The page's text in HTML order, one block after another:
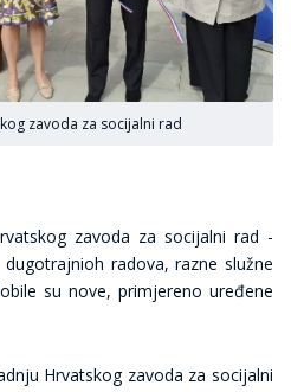
zavoda za socijalni rad
zavoda za socijalni rad -
radova, razne služne
su nove, primjereno uređene
Hrvatskog zavoda za socijalni